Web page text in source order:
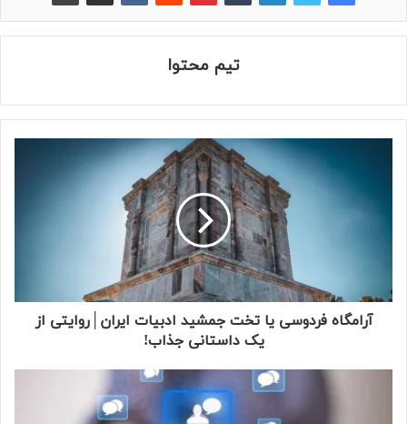
تیم محتوا
آرامگاه فردوسی یا تخت جمشید ادبیات ایران│روایتی از
یک داستانی جذاب!